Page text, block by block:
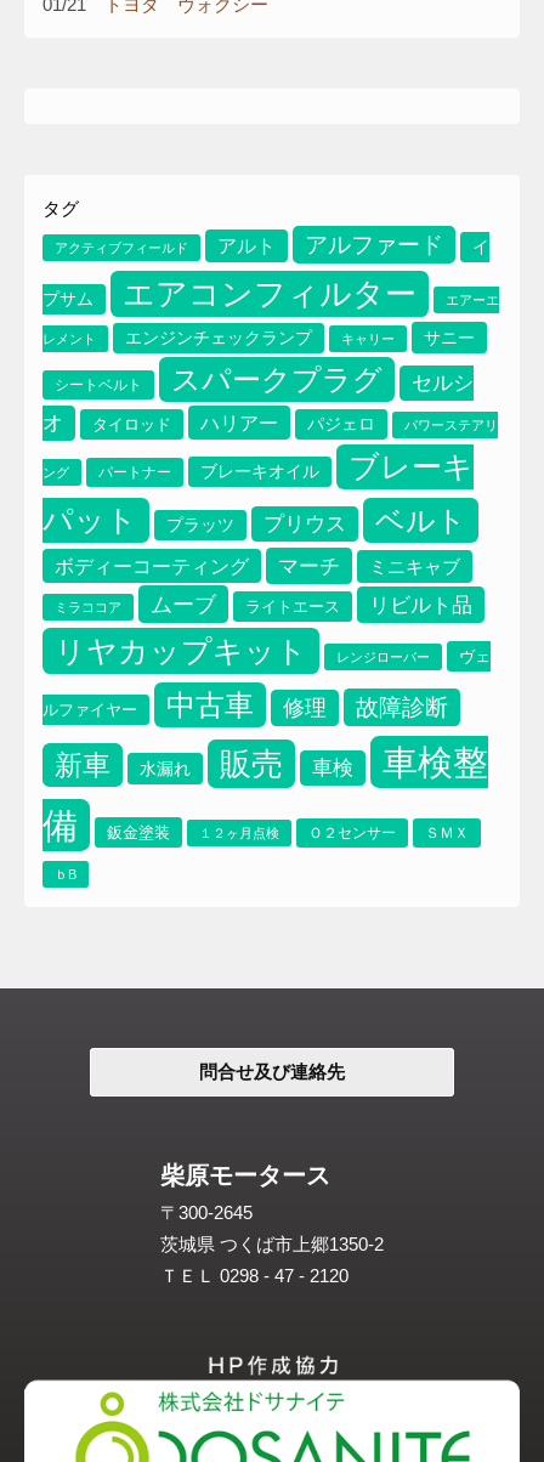
01/21
トヨタ ヴォクシー
タグ
アクティブフィールド アルト アルファード イ
プサム エアコンフィルター エアーエ
レメント エンジンチェックランプ キャリー サニー
シートベルト スパークプラグ
セルシ
オ
タイロッド ハリアー パジェロ パワーステアリ
ング パートナー ブレーキオイル
ブレーキ
パット
プラッツ プリウス ベルト
ボディーコーティング マーチ ミニキャブ
ミラココア ムーブ ライトエース リビルト品
リヤカップキット レンジローバー ヴェ
ルファイヤー 中古車 修理 故障診断
新車 水漏れ 販売 車検
車検整
備
鈑金塗装 １２ヶ月点検 Ｏ２センサー ＳＭＸ
ｂB
問合せ及び連絡先
柴原モータース
〒300-2645
茨城県 つくば市上郷1350-2
ＴＥＬ 0298 - 47 - 2120